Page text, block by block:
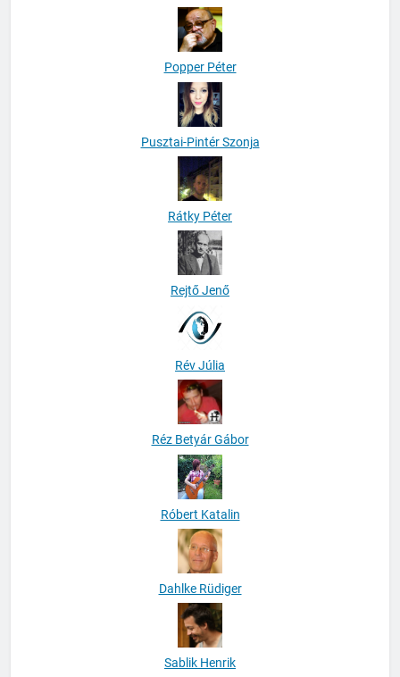
Popper Péter
Pusztai-Pintér Szonja
Rátky Péter
Rejtő Jenő
Rév Júlia
Réz Betyár Gábor
Róbert Katalin
Dahlke Rüdiger
Sablik Henrik